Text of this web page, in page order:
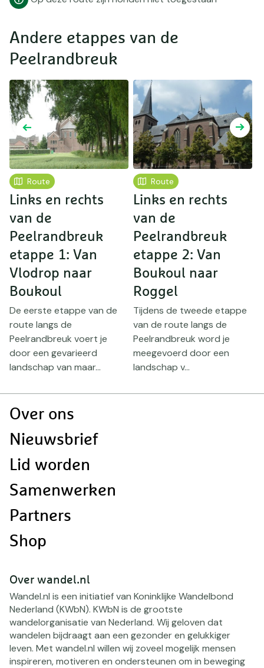
Andere etappes van de
Peelrandbreuk
Route
Links en rechts
van de
Peelrandbreuk
etappe 1: Van
Vlodrop naar
Boukoul
De eerste etappe van de
route langs de
Peelrandbreuk voert je
door een gevarieerd
landschap van maar...
Route
Links en rechts
van de
Peelrandbreuk
etappe 2: Van
Boukoul naar
Roggel
Tijdens de tweede etappe
van de route langs de
Peelrandbreuk word je
meegevoerd door een
landschap v...
Doormat
Over ons
Nieuwsbrief
Lid worden
Samenwerken
Partners
Shop
Over wandel.nl
Wandel.nl is een initiatief van Koninklijke Wandelbond
Nederland (KWbN). KWbN is de grootste
wandelorganisatie van Nederland. Wij geloven dat
wandelen bijdraagt aan een gezonder en gelukkiger
leven. Met wandel.nl willen wij zoveel mogelijk mensen
inspireren, motiveren en ondersteunen om in beweging